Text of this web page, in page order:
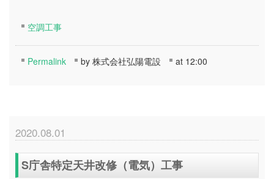
空調工事
Permalink by 株式会社弘陽電設 at 12:00
2020.08.01
S庁舎特定天井改修（電気）工事